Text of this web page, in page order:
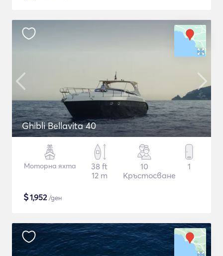
Ghibli Bellavita 40
Моторна яхта
38 ft
12 m
10
Кръстосване
1
$1,952/ден